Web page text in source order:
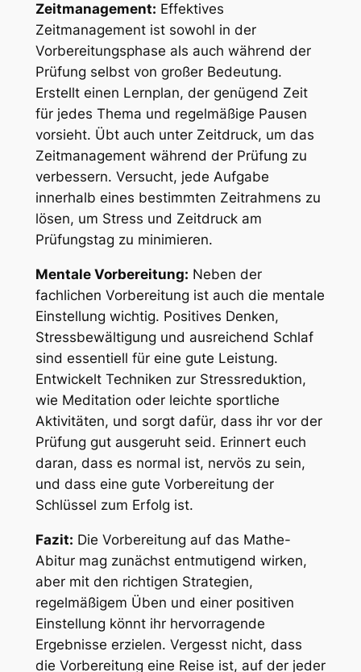
Zeitmanagement: Effektives
Zeitmanagement ist sowohl in der
Vorbereitungsphase als auch während der
Prüfung selbst von großer Bedeutung.
Erstellt einen Lernplan, der genügend Zeit
für jedes Thema und regelmäßige Pausen
vorsieht. Übt auch unter Zeitdruck, um das
Zeitmanagement während der Prüfung zu
verbessern. Versucht, jede Aufgabe
innerhalb eines bestimmten Zeitrahmens zu
lösen, um Stress und Zeitdruck am
Prüfungstag zu minimieren.
Mentale Vorbereitung: Neben der
fachlichen Vorbereitung ist auch die mentale
Einstellung wichtig. Positives Denken,
Stressbewältigung und ausreichend Schlaf
sind essentiell für eine gute Leistung.
Entwickelt Techniken zur Stressreduktion,
wie Meditation oder leichte sportliche
Aktivitäten, und sorgt dafür, dass ihr vor der
Prüfung gut ausgeruht seid. Erinnert euch
daran, dass es normal ist, nervös zu sein,
und dass eine gute Vorbereitung der
Schlüssel zum Erfolg ist.
Fazit: Die Vorbereitung auf das Mathe-
Abitur mag zunächst entmutigend wirken,
aber mit den richtigen Strategien,
regelmäßigem Üben und einer positiven
Einstellung könnt ihr hervorragende
Ergebnisse erzielen. Vergesst nicht, dass
die Vorbereitung eine Reise ist, auf der jeder